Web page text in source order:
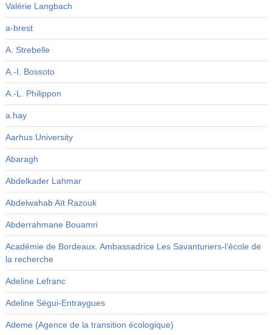
Valérie Langbach
a-brest
A. Strebelle
A.-I. Bossoto
A.-L. Philippon
a.hay
Aarhus University
Abaragh
Abdelkader Lahmar
Abdelwahab Aït Razouk
Abderrahmane Bouamri
Académie de Bordeaux. Ambassadrice Les Savanturiers-l’école de
la recherche
Adeline Lefranc
Adeline Ségui-Entraygues
Ademe (Agence de la transition écologique)